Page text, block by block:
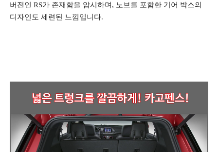
버전인 RS가 존재함을 암시하며, 노브를 포함한 기어 박스의
디자인도 세련된 느낌입니다.